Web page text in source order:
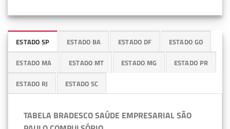
ESTADO SP ESTADO BA ESTADO DF ESTADO GO
ESTADO MA ESTADO MT ESTADO MG ESTADO PR
ESTADO RJ ESTADO SC
TABELA BRADESCO SAÚDE EMPRESARIAL SÃO